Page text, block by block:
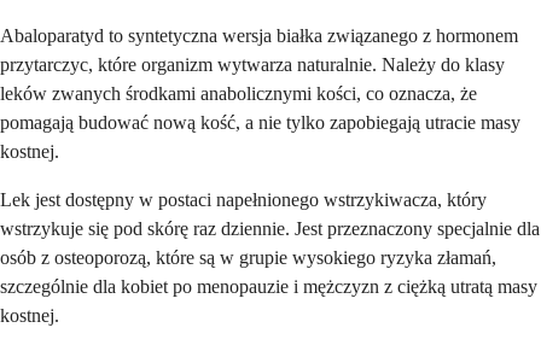
Abaloparatyd to syntetyczna wersja białka związanego z hormonem
przytarczyc, które organizm wytwarza naturalnie. Należy do klasy
leków zwanych środkami anabolicznymi kości, co oznacza, że
pomagają budować nową kość, a nie tylko zapobiegają utracie masy
kostnej.
Lek jest dostępny w postaci napełnionego wstrzykiwacza, który
wstrzykuje się pod skórę raz dziennie. Jest przeznaczony specjalnie dla
osób z osteoporozą, które są w grupie wysokiego ryzyka złamań,
szczególnie dla kobiet po menopauzie i mężczyzn z ciężką utratą masy
kostnej.